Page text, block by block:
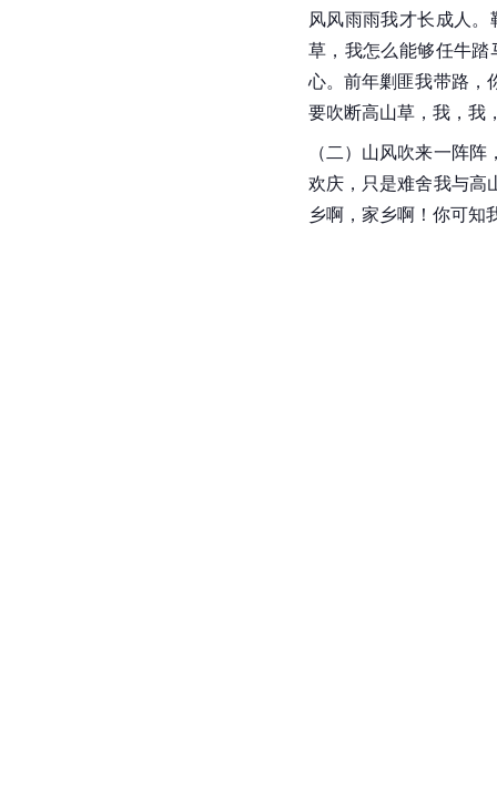
风风雨雨我才长成人
草，我怎么能够任牛
心。前年剿匪我带路，
要吹断高山草，我，我
（二）山风吹来一阵
欢庆，只是难舍我与高
乡啊，家乡啊！你可知